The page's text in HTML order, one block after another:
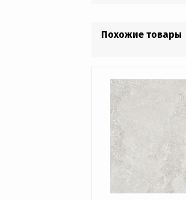
Похожие товары